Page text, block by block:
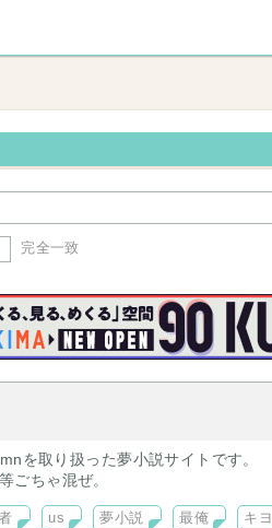
完全一致
を取り扱った夢小説サイトです。
ごちゃ混ぜ。
us 夢小説 最俺 キヨ